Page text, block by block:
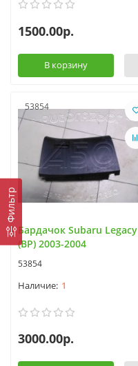
Фильтр
1500.00р.
В корзину
53854
Бардачок Subaru Legacy
(BP) 2003-2004
53854
1
3000.00р.